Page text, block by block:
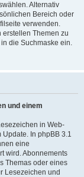
Alternativ
Bereich oder
verwenden.
erstellen Themen zu
die Suchmaske ein.
und einem
in Web-
In phpBB 3.1
eine
wird. Abonnements
Themas oder eines
Lesezeichen und